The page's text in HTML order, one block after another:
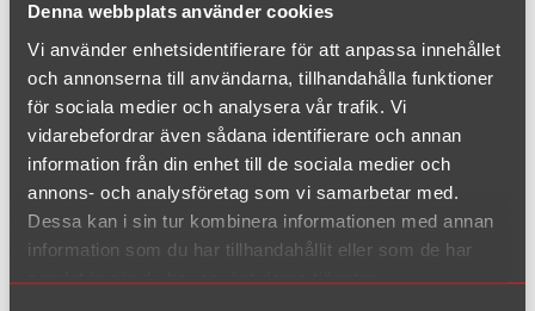
Denna webbplats använder cookies
Vi använder enhetsidentifierare för att anpassa innehållet
och annonserna till användarna, tillhandahålla funktioner
för sociala medier och analysera vår trafik. Vi
vidarebefordrar även sådana identifierare och annan
information från din enhet till de sociala medier och
annons- och analysföretag som vi samarbetar med.
Dessa kan i sin tur kombinera informationen med annan
information som du har tillhandahållit eller som de har
samlat in när du har använt deras tjänster.
2WD 8N
1998 - 2006
Quattro 8N
1998 - 2006
BMW